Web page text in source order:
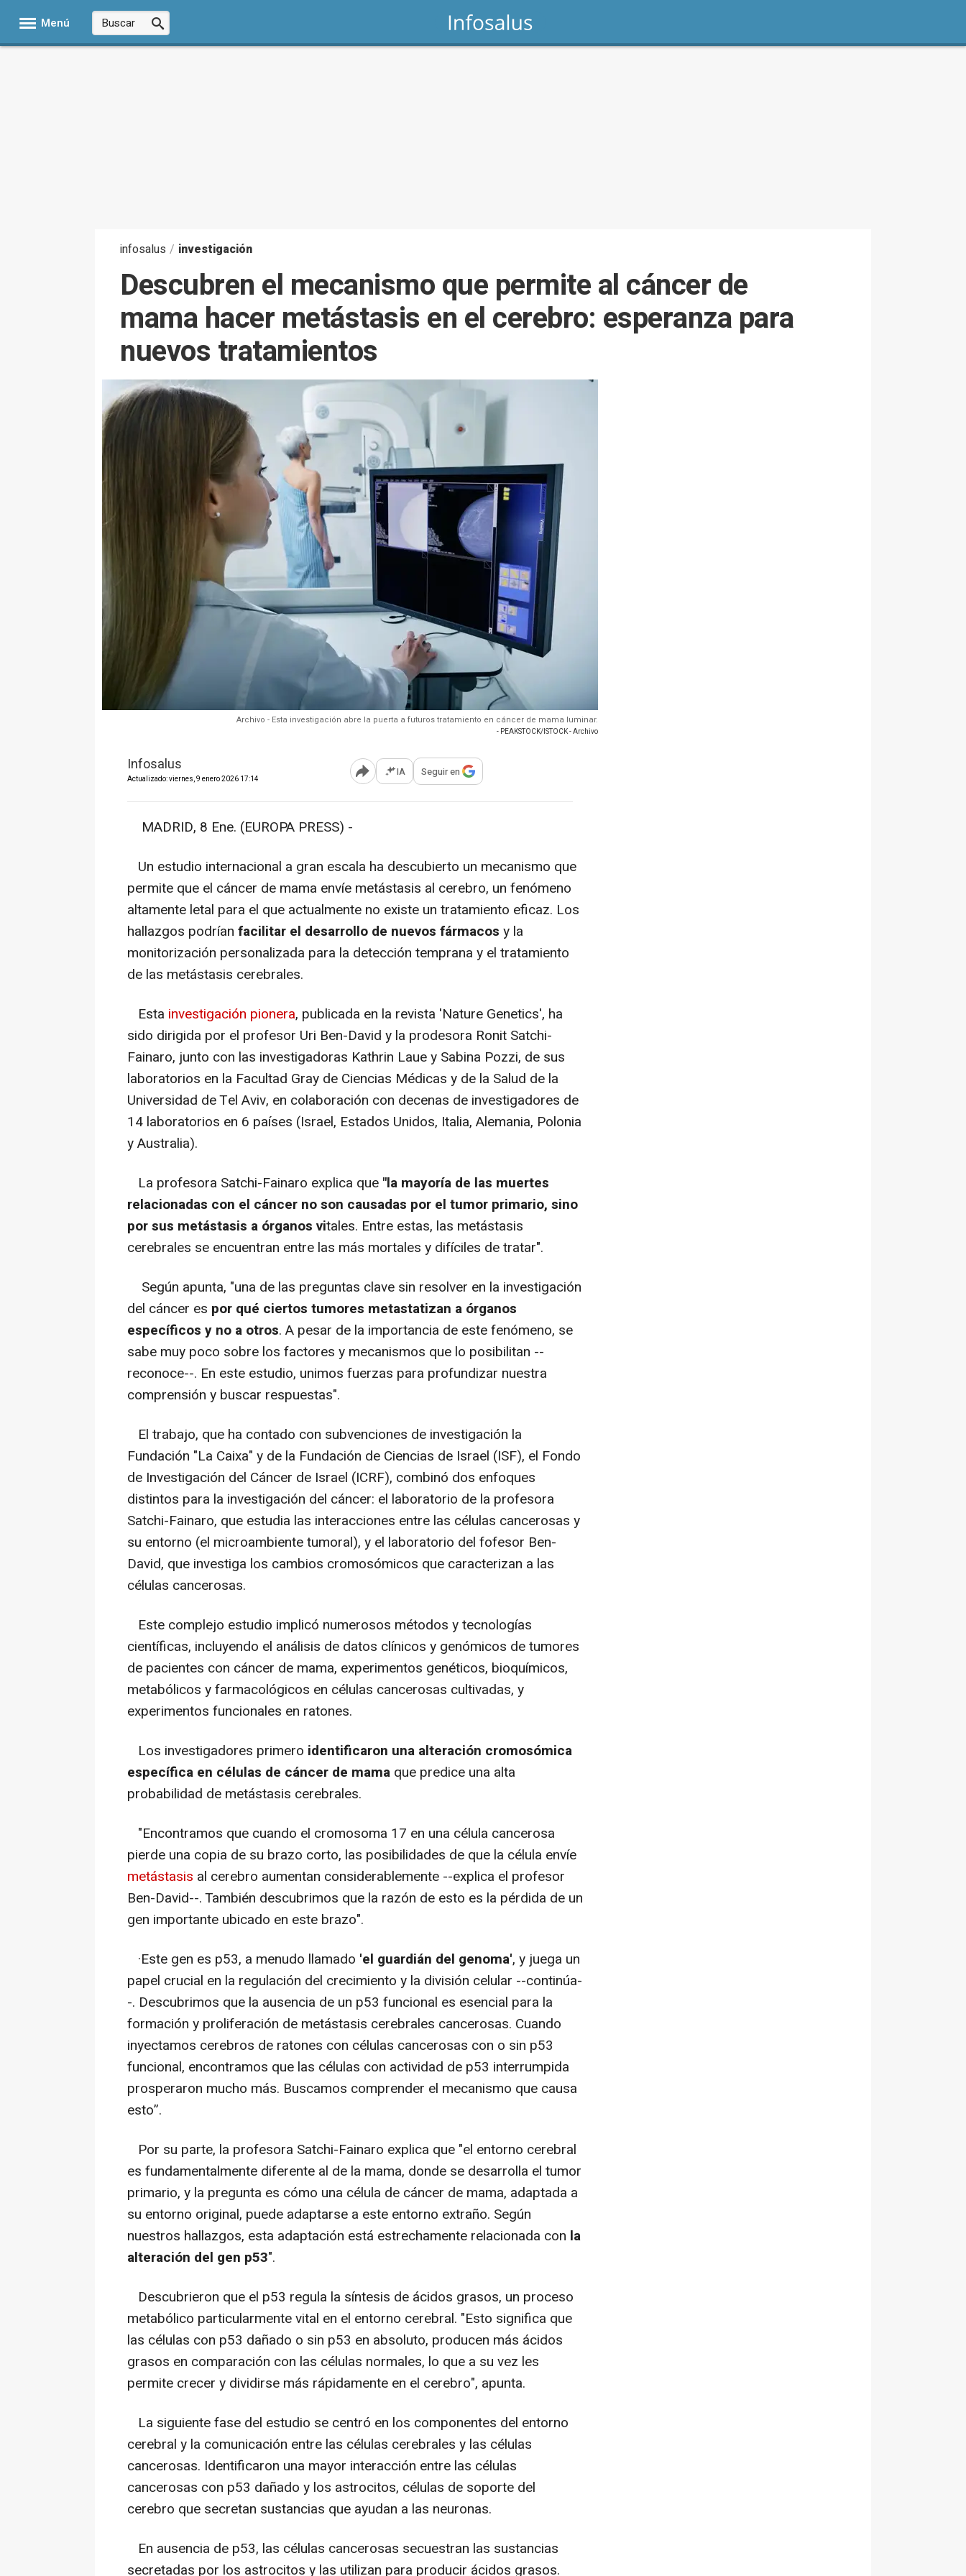
Menú
infosalus / investigación
Descubren el mecanismo que permite al cáncer de
mama hacer metástasis en el cerebro: esperanza para
nuevos tratamientos
Archivo - Esta investigación abre la puerta a futuros tratamiento en cáncer de mama luminar.
- PEAKSTOCK/ISTOCK - Archivo
Infosalus
Actualizado: viernes, 9 enero 2026 17:14 Abrir opciones para compartir
IA Seguir en
MADRID, 8 Ene. (EUROPA PRESS) -
Un estudio internacional a gran escala ha descubierto un mecanismo que
permite que el cáncer de mama envíe metástasis al cerebro, un fenómeno
altamente letal para el que actualmente no existe un tratamiento eficaz. Los
hallazgos podrían facilitar el desarrollo de nuevos fármacos y la
monitorización personalizada para la detección temprana y el tratamiento
de las metástasis cerebrales.
Esta investigación pionera, publicada en la revista 'Nature Genetics', ha
sido dirigida por el profesor Uri Ben-David y la prodesora Ronit Satchi-
Fainaro, junto con las investigadoras Kathrin Laue y Sabina Pozzi, de sus
laboratorios en la Facultad Gray de Ciencias Médicas y de la Salud de la
Universidad de Tel Aviv, en colaboración con decenas de investigadores de
14 laboratorios en 6 países (Israel, Estados Unidos, Italia, Alemania, Polonia
y Australia).
La profesora Satchi-Fainaro explica que "la mayoría de las muertes
relacionadas con el cáncer no son causadas por el tumor primario, sino
por sus metástasis a órganos vitales. Entre estas, las metástasis
cerebrales se encuentran entre las más mortales y difíciles de tratar".
Según apunta, "una de las preguntas clave sin resolver en la investigación
del cáncer es por qué ciertos tumores metastatizan a órganos
específicos y no a otros. A pesar de la importancia de este fenómeno, se
sabe muy poco sobre los factores y mecanismos que lo posibilitan --
reconoce--. En este estudio, unimos fuerzas para profundizar nuestra
comprensión y buscar respuestas".
El trabajo, que ha contado con subvenciones de investigación la
Fundación "La Caixa" y de la Fundación de Ciencias de Israel (ISF), el Fondo
de Investigación del Cáncer de Israel (ICRF), combinó dos enfoques
distintos para la investigación del cáncer: el laboratorio de la profesora
Satchi-Fainaro, que estudia las interacciones entre las células cancerosas y
su entorno (el microambiente tumoral), y el laboratorio del fofesor Ben-
David, que investiga los cambios cromosómicos que caracterizan a las
células cancerosas.
Este complejo estudio implicó numerosos métodos y tecnologías
científicas, incluyendo el análisis de datos clínicos y genómicos de tumores
de pacientes con cáncer de mama, experimentos genéticos, bioquímicos,
metabólicos y farmacológicos en células cancerosas cultivadas, y
experimentos funcionales en ratones.
Los investigadores primero identificaron una alteración cromosómica
específica en células de cáncer de mama que predice una alta
probabilidad de metástasis cerebrales.
"Encontramos que cuando el cromosoma 17 en una célula cancerosa
pierde una copia de su brazo corto, las posibilidades de que la célula envíe
metástasis al cerebro aumentan considerablemente --explica el profesor
Ben-David--. También descubrimos que la razón de esto es la pérdida de un
gen importante ubicado en este brazo".
·Este gen es p53, a menudo llamado 'el guardián del genoma', y juega un
papel crucial en la regulación del crecimiento y la división celular --continúa-
-. Descubrimos que la ausencia de un p53 funcional es esencial para la
formación y proliferación de metástasis cerebrales cancerosas. Cuando
inyectamos cerebros de ratones con células cancerosas con o sin p53
funcional, encontramos que las células con actividad de p53 interrumpida
prosperaron mucho más. Buscamos comprender el mecanismo que causa
esto”.
Por su parte, la profesora Satchi-Fainaro explica que "el entorno cerebral
es fundamentalmente diferente al de la mama, donde se desarrolla el tumor
primario, y la pregunta es cómo una célula de cáncer de mama, adaptada a
su entorno original, puede adaptarse a este entorno extraño. Según
nuestros hallazgos, esta adaptación está estrechamente relacionada con la
alteración del gen p53".
Descubrieron que el p53 regula la síntesis de ácidos grasos, un proceso
metabólico particularmente vital en el entorno cerebral. "Esto significa que
las células con p53 dañado o sin p53 en absoluto, producen más ácidos
grasos en comparación con las células normales, lo que a su vez les
permite crecer y dividirse más rápidamente en el cerebro", apunta.
La siguiente fase del estudio se centró en los componentes del entorno
cerebral y la comunicación entre las células cerebrales y las células
cancerosas. Identificaron una mayor interacción entre las células
cancerosas con p53 dañado y los astrocitos, células de soporte del
cerebro que secretan sustancias que ayudan a las neuronas.
En ausencia de p53, las células cancerosas secuestran las sustancias
secretadas por los astrocitos y las utilizan para producir ácidos grasos.